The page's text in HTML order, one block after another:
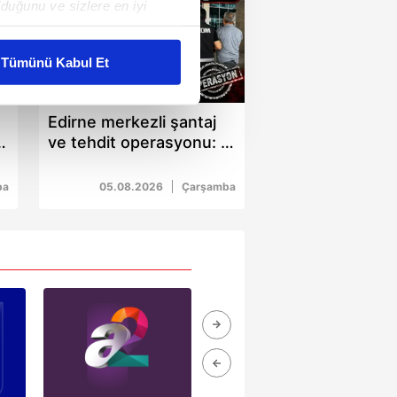
ve sizlere en iyi
kullanılmaktadır. Bu
sunulması
detaylı bilgi için Ayarlar
ve sitemizde ilgili
Tümünü Kabul Et
00:35
Edirne merkezli şantaj
ve tehdit operasyonu: 4
05.08.2026 Çarşamba